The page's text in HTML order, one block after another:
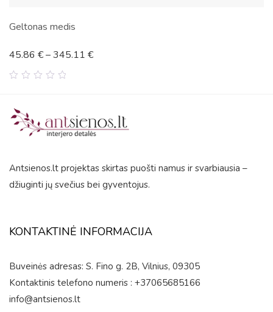
Geltonas medis
5
45.86 €–345.11 €
Antsienos.lt projektas skirtas puošti namus ir svarbiausia –
džiuginti jų svečius bei gyventojus.
KONTAKTINĖ INFORMACIJA
Buveinės adresas: S. Fino g. 2B, Vilnius, 09305
Kontaktinis telefono numeris : +37065685166
info@antsienos.lt